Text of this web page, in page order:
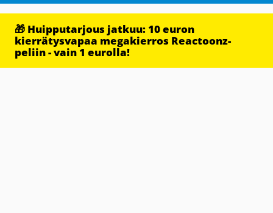
🎁 Huipputarjous jatkuu: 10 euron
kierrätysvapaa megakierros Reactoonz-
peliin - vain 1 eurolla!